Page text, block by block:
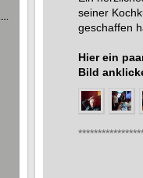
seiner
geschaffen
Hier ein
Bild